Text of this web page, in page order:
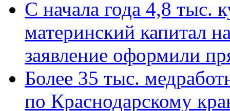
С начала года 4,8 тыс.
материнский капитал
заявление оформили
Более 35 тыс.
по Краснодарскому